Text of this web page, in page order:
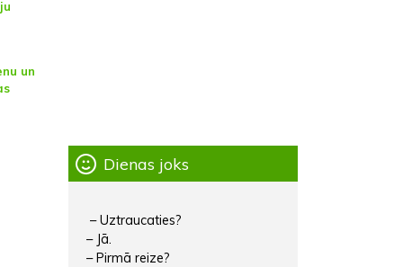
un
Dienas joks
– Uztraucaties?
– Jā.
– Pirmā reize?